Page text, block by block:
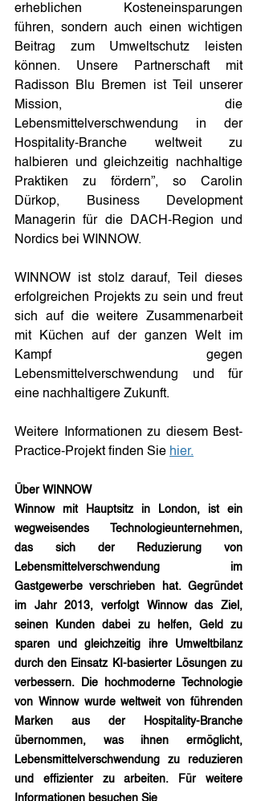
erheblichen Kosteneinsparungen
führen, sondern auch einen wichtigen
Beitrag zum Umweltschutz leisten
können. Unsere Partnerschaft mit
Radisson Blu Bremen ist Teil unserer
Mission, die
Lebensmittelverschwendung in der
Hospitality-Branche weltweit zu
halbieren und gleichzeitig nachhaltige
Praktiken zu fördern”, so Carolin
Dürkop, Business Development
Managerin für die DACH-Region und
Nordics bei WINNOW.
WINNOW ist stolz darauf, Teil dieses
erfolgreichen Projekts zu sein und freut
sich auf die weitere Zusammenarbeit
mit Küchen auf der ganzen Welt im
Kampf gegen
Lebensmittelverschwendung und für
eine nachhaltigere Zukunft.
Weitere Informationen zu diesem Best-
Practice-Projekt finden Sie hier.
Über WINNOW
Winnow mit Hauptsitz in London, ist ein
wegweisendes Technologieunternehmen,
das sich der Reduzierung von
Lebensmittelverschwendung im
Gastgewerbe verschrieben hat. Gegründet
im Jahr 2013, verfolgt Winnow das Ziel,
seinen Kunden dabei zu helfen, Geld zu
sparen und gleichzeitig ihre Umweltbilanz
durch den Einsatz KI-basierter Lösungen zu
verbessern. Die hochmoderne Technologie
von Winnow wurde weltweit von führenden
Marken aus der Hospitality-Branche
übernommen, was ihnen ermöglicht,
Lebensmittelverschwendung zu reduzieren
und effizienter zu arbeiten. Für weitere
Informationen besuchen Sie